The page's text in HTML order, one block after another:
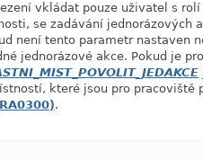
vkládat pouze uživatel s rolí
se zadávání jednorázových
není tento parametr nastaven
jednorázové akce. Pokud je
které jsou pro pracoviště
.